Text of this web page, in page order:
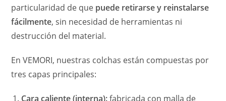
particularidad de que puede retirarse y reinstalarse
fácilmente, sin necesidad de herramientas ni
destrucción del material.
En VEMORI, nuestras colchas están compuestas por
tres capas principales:
Cara caliente (interna):fabricada con malla de